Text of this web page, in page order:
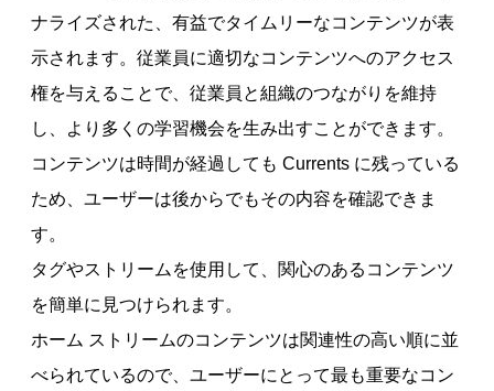
ナライズされた、有益でタイムリーなコンテンツが表
示されます。従業員に適切なコンテンツへのアクセス
権を与えることで、従業員と組織のつながりを維持
し、より多くの学習機会を生み出すことができます。
コンテンツは時間が経過しても Currents に残っている
ため、ユーザーは後からでもその内容を確認できま
す。
タグやストリームを使用して、関心のあるコンテンツ
を簡単に見つけられます。
ホーム ストリームのコンテンツは関連性の高い順に並
べられているので、ユーザーにとって最も重要なコン